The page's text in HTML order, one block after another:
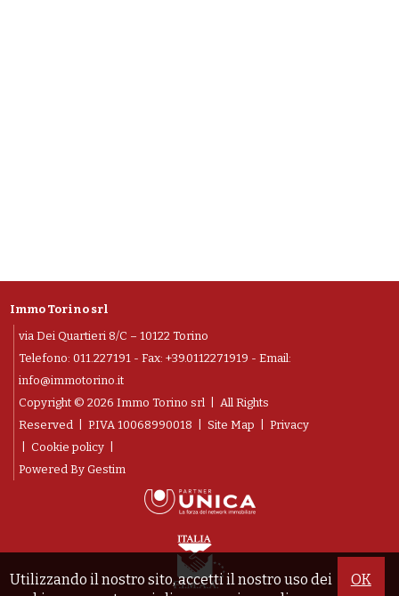
Immo Torino srl
via Dei Quartieri 8/C – 10122 Torino
Telefono: 011.227191- Fax: +39.0112271919 - Email:
info@immotorino.it
Copyright © 2026 Immo Torino srl | All Rights
Reserved | P.IVA 10068990018 Site Map
Privacy
Cookie policy|
Powered By Gestim
Utilizzando il nostro sito, accetti il nostro uso dei
OK